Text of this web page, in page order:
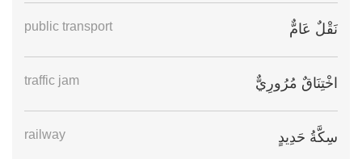
نَقْلٌ عَامٌّ public transport
اخْتِنَاقٌ مُرُورِيٌّ traffic jam
سِكَّةُ حَدِيدٍ railway